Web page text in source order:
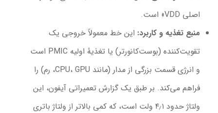
اصلی VDD» است.
منبع تغذیه و کاربرد: این خط معمولاً خروجی یک
تقویت‌کننده (بوست‌کانورتر) یا تغذیهٔ اولیه PMIC است
و انرژی قسمت بزرگی از مدار (مانند CPU، GPU، رم) را
فراهم می‌کند. بر طبق یک گزارش تعمیراتی آیفون، این
ولتاژ حدود ۴٫۱ ولت است، که کمی بالاتر از ولتاژ باتری